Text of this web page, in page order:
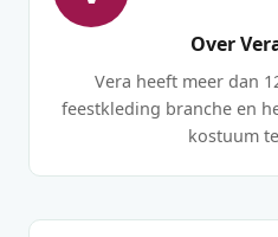
Over
Vera heeft meer dan
feestkleding branche en
kostuum